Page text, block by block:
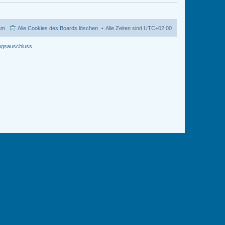
Alle Zeiten sind UTC+02:00
Alle Cookies des Boards löschen